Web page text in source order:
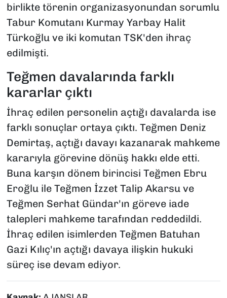
birlikte törenin organizasyonundan sorumlu
Tabur Komutanı Kurmay Yarbay Halit
Türkoğlu ve iki komutan TSK'den ihraç
edilmişti.
Teğmen davalarında farklı
kararlar çıktı
İhraç edilen personelin açtığı davalarda ise
farklı sonuçlar ortaya çıktı. Teğmen Deniz
Demirtaş, açtığı davayı kazanarak mahkeme
kararıyla görevine dönüş hakkı elde etti.
Buna karşın dönem birincisi Teğmen Ebru
Eroğlu ile Teğmen İzzet Talip Akarsu ve
Teğmen Serhat Gündar'ın göreve iade
talepleri mahkeme tarafından reddedildi.
İhraç edilen isimlerden Teğmen Batuhan
Gazi Kılıç'ın açtığı davaya ilişkin hukuki
süreç ise devam ediyor.